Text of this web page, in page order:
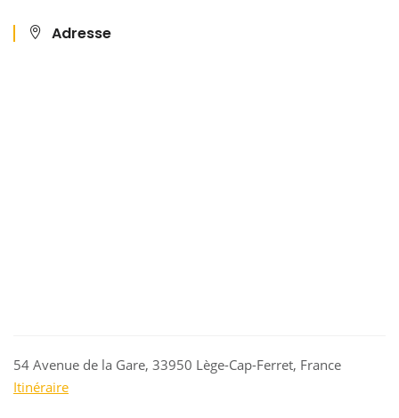
Adresse
54 Avenue de la Gare, 33950 Lège-Cap-Ferret, France
Itinéraire